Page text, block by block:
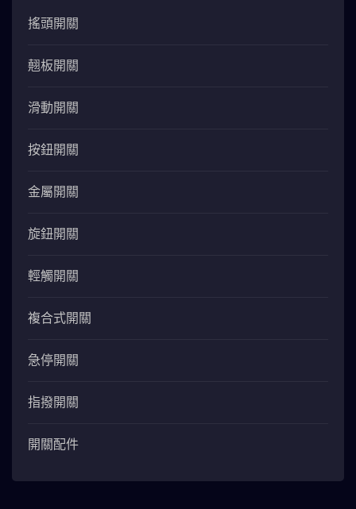
搖頭開關
翹板開關
滑動開關
按鈕開關
金屬開關
旋鈕開關
輕觸開關
複合式開關
急停開關
指撥開關
開關配件